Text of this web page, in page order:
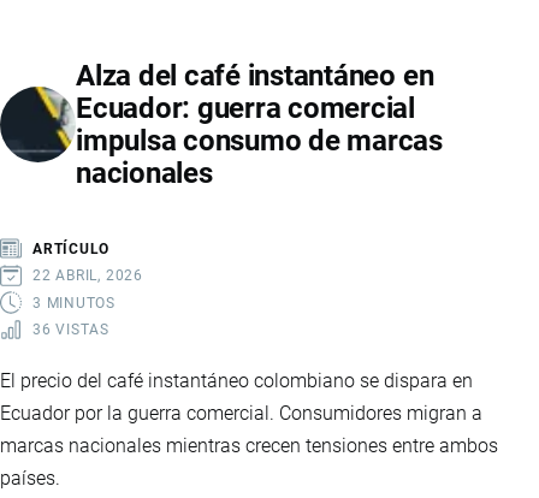
COMPLETA
PARA
EMPRENDEDORES
EN
Alza del café instantáneo en
Ecuador: guerra comercial
impulsa consumo de marcas
nacionales
ARTÍCULO
22 ABRIL, 2026
3 MINUTOS
36 VISTAS
El precio del café instantáneo colombiano se dispara en
Ecuador por la guerra comercial. Consumidores migran a
marcas nacionales mientras crecen tensiones entre ambos
países.